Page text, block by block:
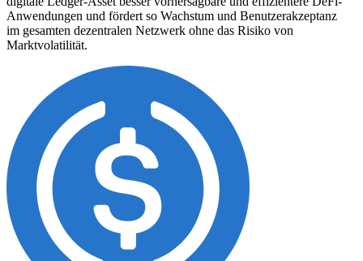
Anwendungen und fördert so Wachstum und Benutzerakzeptanz
im gesamten dezentralen Netzwerk ohne das Risiko von
Marktvolatilität.